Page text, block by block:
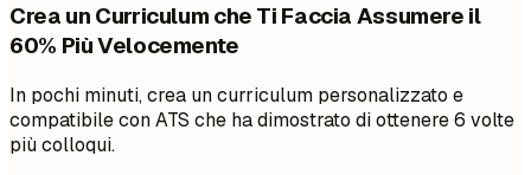
Crea un Curriculum che Ti Faccia Assumere il
60% Più Velocemente
In pochi minuti, crea un curriculum personalizzato e
compatibile con ATS che ha dimostrato di ottenere 6 volte
più colloqui.